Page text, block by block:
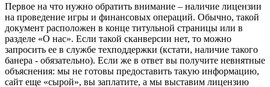
Первое на что нужно обратить внимание – наличие лицензии
на проведение игры и финансовых операций. Обычно, такой
документ расположен в конце титульной страницы или в
разделе «О нас». Если такой сканверсии нет, то можно
запросить ее в службе техподдержки (кстати, наличие такого
банера - обязательно). Если же в ответ вы получите невнятные
объяснения: мы не готовы предоставить такую информацию,
сайт еще «сырой», вы заплатите, а мы выставим лицензию